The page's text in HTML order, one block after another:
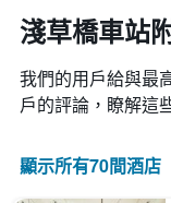
淺草橋車站
我們的用戶給與最
戶的評論，瞭解這
顯示所有70間酒店